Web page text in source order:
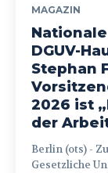
MAGAZIN
DGUV-
Stephan
2026 ist
der
Berlin (ots) - Zum Januar 2026 hat die Deutsche
Gesetzliche